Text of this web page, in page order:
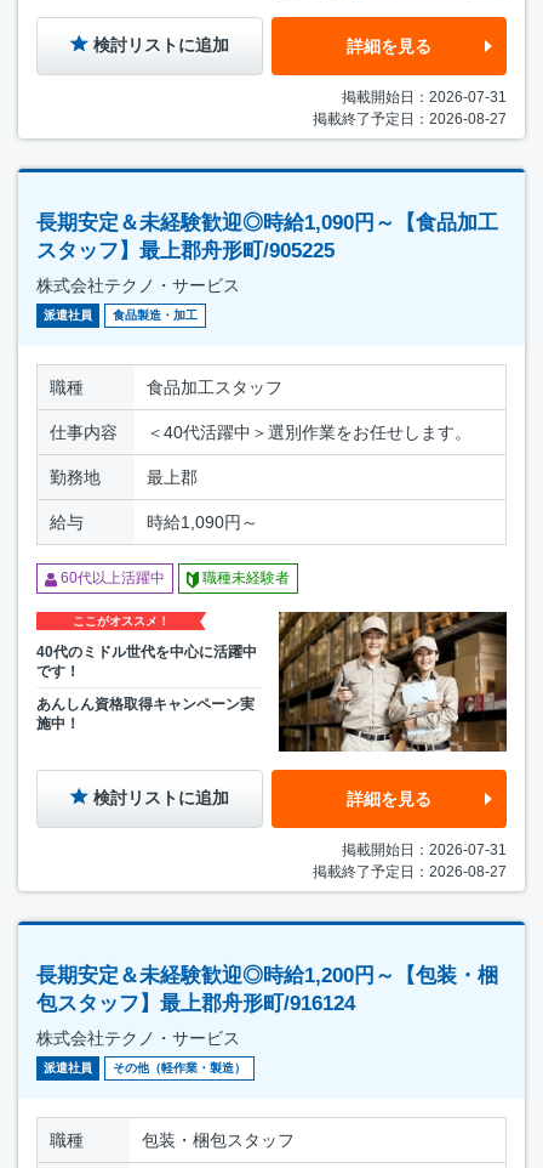
検討リストに追加 詳細を見る
掲載開始日：2026-07-31
掲載終了予定日：2026-08-27
長期安定＆未経験歓迎◎時給1,090円～【食品加工
スタッフ】最上郡舟形町/905225
株式会社テクノ・サービス
派遣社員 食品製造・加工
職種 食品加工スタッフ
仕事内容 ＜40代活躍中＞選別作業をお任せします。
勤務地 最上郡
給与 時給1,090円～
60代以上活躍中 職種未経験者
ここがオススメ！
40代のミドル世代を中心に活躍中
です！
あんしん資格取得キャンペーン実
施中！
検討リストに追加 詳細を見る
掲載開始日：2026-07-31
掲載終了予定日：2026-08-27
長期安定＆未経験歓迎◎時給1,200円～【包装・梱
包スタッフ】最上郡舟形町/916124
株式会社テクノ・サービス
派遣社員 その他（軽作業・製造）
職種 包装・梱包スタッフ